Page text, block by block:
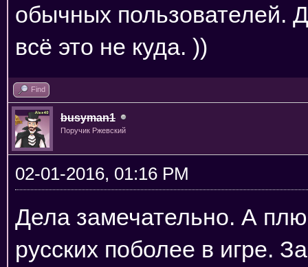
обычных пользователей.
всё это не куда. ))
Find
busyman1
Поручик Ржевский
02-01-2016, 01:16 PM
Дела замечательно. А
русских поболее в игре.